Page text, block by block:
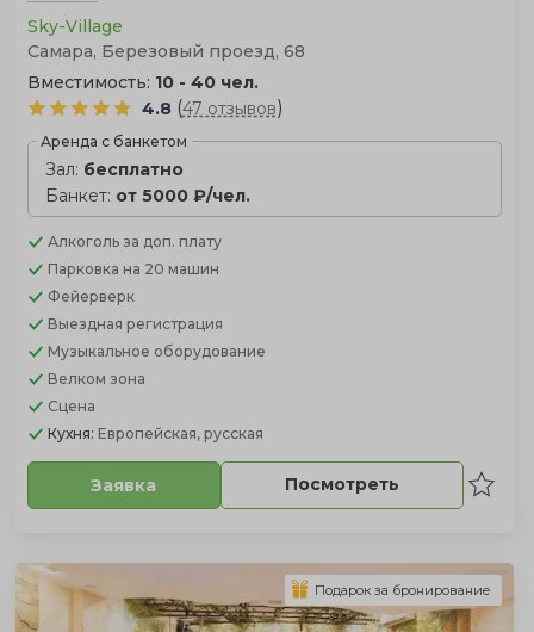
Sky-Village
Самара, Березовый проезд, 68
Вместимость: 10 - 40 чел.
4.8 (47 отзывов)
Аренда с банкетом
Зал: бесплатно
Банкет: от 5000 ₽/чел.
Алкоголь за доп. плату
Парковка на 20 машин
Фейерверк
Выездная регистрация
Музыкальное оборудование
Велком зона
Сцена
Кухня: Европейская, русская
Заявка Посмотреть
Подарок за бронирование